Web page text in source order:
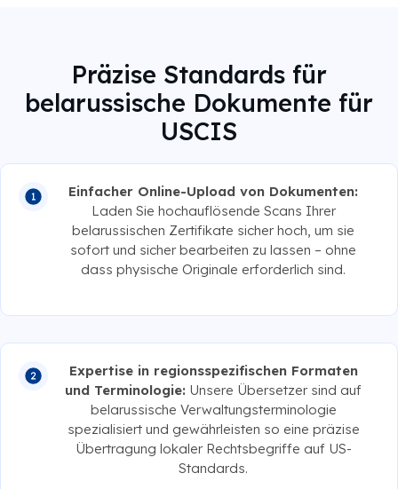
Präzise Standards für
belarussische Dokumente für
USCIS
Einfacher Online-Upload von Dokumenten:
Laden Sie hochauflösende Scans Ihrer
belarussischen Zertifikate sicher hoch, um sie
sofort und sicher bearbeiten zu lassen – ohne
dass physische Originale erforderlich sind.
Expertise in regionsspezifischen Formaten
und Terminologie: Unsere Übersetzer sind auf
belarussische Verwaltungsterminologie
spezialisiert und gewährleisten so eine präzise
Übertragung lokaler Rechtsbegriffe auf US-
Standards.